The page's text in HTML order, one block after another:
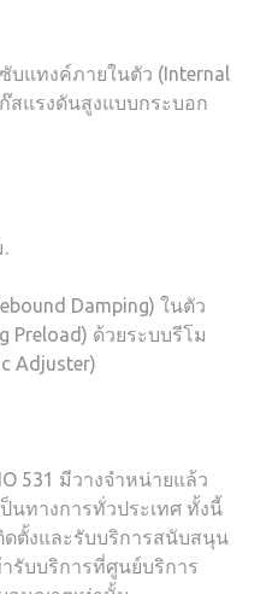
บแทงค์ภายในตัว (Internal
สแรงดันสูงแบบกระบอก
Damping) ในตัว
Preload) ด้วยระบบรีโม
Adjuster)
531 มีวางจำหน่ายแล้ว
นทางการทั่วประเทศ ทั้งนี้
ตั้งและรับบริการสนับสนุน
รับบริการที่ศูนย์บริการ